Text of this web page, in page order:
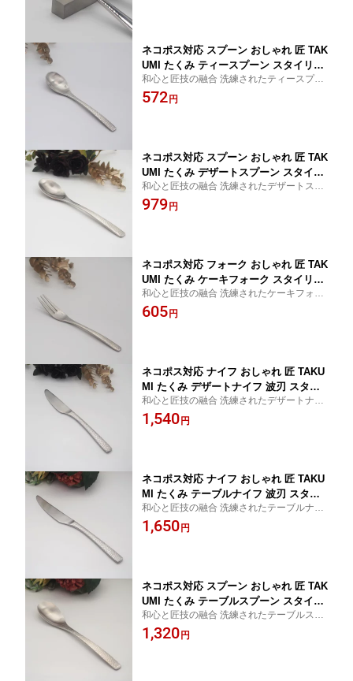
ネコポス対応 スプーン おしゃれ 匠 TAK
UMI たくみ ティースプーン スタイリッ
シュ 銀 シルバー 槌目模様 槌目 つちめ
持ちやすい 18-8 ステンレス レストラン
和心と匠技の融合 洗練されたティースプー
ン
572 円
ネコポス対応 スプーン おしゃれ 匠 TAK
UMI たくみ デザートスプーン スタイリ
ッシュ 銀 シルバー 槌目模様 槌目 つち
め 持ちやすい 18-8 ステンレス レストラ
和心と匠技の融合 洗練されたデザートスプ
ーン
979 円
ネコポス対応 フォーク おしゃれ 匠 TAK
UMI たくみ ケーキフォーク スタイリッ
シュ 銀 シルバー 槌目模様 槌目 つちめ
持ちやすい 18-8 ステンレス レストラン
和心と匠技の融合 洗練されたケーキフォー
ク
605 円
ネコポス対応 ナイフ おしゃれ 匠 TAKU
MI たくみ デザートナイフ 波刃 スタイ
リッシュ 銀 シルバー 槌目模様 槌目 つ
ちめ 持ちやすい 18-8 ステンレス レスト
和心と匠技の融合 洗練されたデザートナイ
フ
1,540 円
ネコポス対応 ナイフ おしゃれ 匠 TAKU
MI たくみ テーブルナイフ 波刃 スタイ
リッシュ 銀 シルバー 槌目模様 槌目 つ
ちめ 持ちやすい 18-8 ステンレス レスト
和心と匠技の融合 洗練されたテーブルナイ
フ
1,650 円
ネコポス対応 スプーン おしゃれ 匠 TAK
UMI たくみ テーブルスプーン スタイリ
ッシュ 銀 シルバー 槌目模様 槌目 つち
め 持ちやすい 18-8 ステンレス レストラ
和心と匠技の融合 洗練されたテーブルスプ
ーン
1,320 円